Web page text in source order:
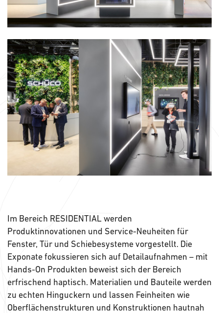
Im Bereich RESIDENTIAL werden
Produktinnovationen und Service-Neuheiten für
Fenster, Tür und Schiebesysteme vorgestellt. Die
Exponate fokussieren sich auf Detailaufnahmen – mit
Hands-On Produkten beweist sich der Bereich
erfrischend haptisch. Materialien und Bauteile werden
zu echten Hinguckern und lassen Feinheiten wie
Oberflächenstrukturen und Konstruktionen hautnah